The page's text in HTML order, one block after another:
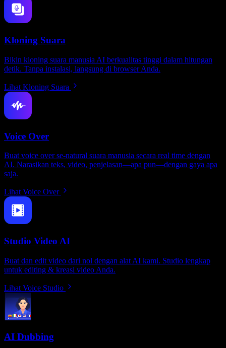
Kloning Suara
Bikin kloning suara manusia AI berkualitas tinggi dalam hitungan
detik. Tanpa instalasi, langsung di browser Anda.
Lihat Kloning Suara
Voice Over
Buat voice over se-natural suara manusia secara real time dengan
AI. Narasikan teks, video, penjelasan—apa pun—dengan gaya apa
saja.
Lihat Voice Over
Studio Video AI
Buat dan edit video dari nol dengan alat AI kami. Studio lengkap
untuk editing & kreasi video Anda.
Lihat Voice Studio
AI Dubbing